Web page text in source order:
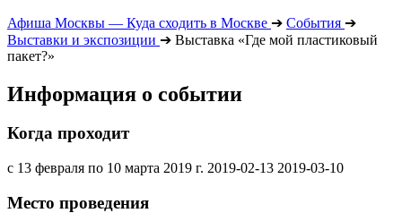
Афиша Москвы — Куда сходить в Москве ➔ События ➔
Выставки и экспозиции ➔ Выставка «Где мой пластиковый
пакет?»
Информация о событии
Когда проходит
с 13 февраля по 10 марта 2019 г. 2019-02-13 2019-03-10
Место проведения